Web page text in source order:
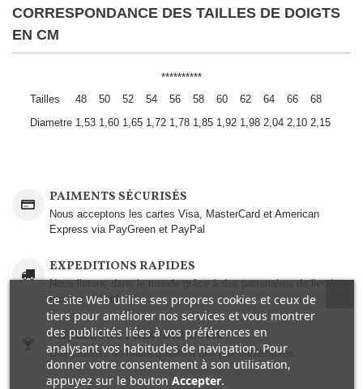
CORRESPONDANCE DES TAILLES DE DOIGTS
EN CM
**********
Tailles
48 50 52 54 56 58 60 62 64 66
68
Diametre 1,53 1,60 1,65 1,72 1,78 1,85 1,92 1,98 2,04 2,10 2,15
PAIMENTS SÉCURISÉS
Nous acceptons les cartes Visa, MasterCard et American
Express via PayGreen et PayPal
EXPEDITIONS RAPIDES
Nous livrons dans le monde grâce à des partenaires de livraison
rapides et fiables.
MEILLEURS PRIX GARANTIS
Des produits de haute qualité à des prix imbattables..
Ce site Web utilise ses propres cookies et ceux de
tiers pour améliorer nos services et vous montrer
des publicités liées à vos préférences en
analysant vos habitudes de navigation. Pour
donner votre consentement à son utilisation,
appuyez sur le bouton Accepter.